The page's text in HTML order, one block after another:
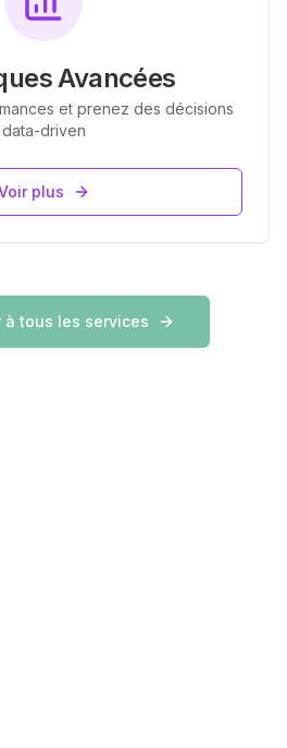
Avancées
et prenez des décisions
data-driven
plus
à tous les services